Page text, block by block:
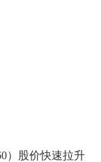
）股价快速拉升